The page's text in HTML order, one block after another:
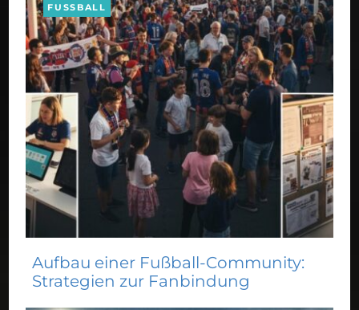
FUSSBALL
Aufbau einer Fußball-Community:
Strategien zur Fanbindung